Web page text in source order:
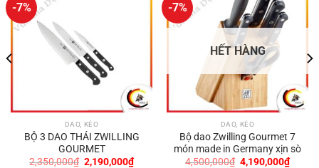
-7%
DAO, KÉO
BỘ 3 DAO THÁI ZWILLING
GOURMET
2,350,000₫ Giá
2,190,000₫Giá
-7%
HẾT HÀNG
DAO, KÉO
Bộ dao Zwilling Gourmet 7
món made in Germany xịn sò
4,500,000₫ Giá
4,190,000₫Giá